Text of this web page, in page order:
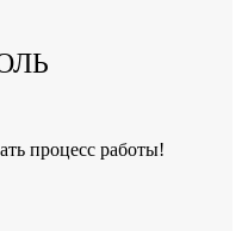
процесс работы!